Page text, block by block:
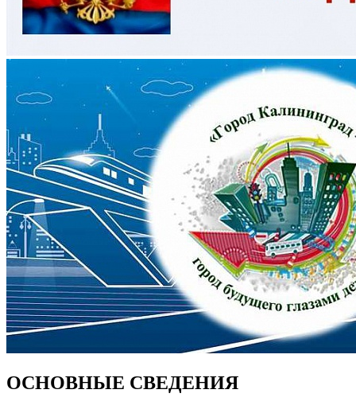
ОСНОВНЫЕ СВЕДЕНИЯ